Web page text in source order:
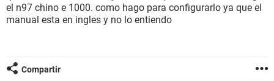
el n97 chino e 1000. como hago para configurarlo ya que el
manual esta en ingles y no lo entiendo
Compartir